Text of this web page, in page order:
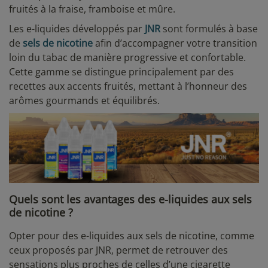
fruités à la fraise, framboise et mûre.
Les e-liquides développés par JNRsont formulés à base
de sels de nicotineafin d’accompagner votre transition
loin du tabac de manière progressive et confortable.
Cette gamme se distingue principalement par des
recettes aux accents fruités, mettant à l’honneur des
arômes gourmands et équilibrés.
Quels sont les avantages des e-liquides aux sels
de nicotine ?
Opter pour des e-liquides aux sels de nicotine, comme
ceux proposés par JNR, permet de retrouver des
sensations plus proches de celles d’une cigarette